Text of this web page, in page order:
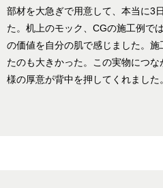
部材を大急ぎで用意して、本当に3
た。机上のモック、CGの施工例で
の価値を自分の肌で感じました。
たのも大きかった。この実物につ
様の厚意が背中を押してくれました。